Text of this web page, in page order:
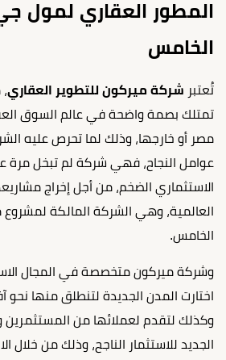
الخامس
تُعتبر شركة ميركون للتطوير العقاري
تمتلك بصمة واضحة في عالم السوق
مصر أو خارجها، وذلك لما تحرص عليه
عوامل النجاح، فهي شركة لم تبخل مرة
الاستثماري الضخم، من أجل إخراج
الخامس.
وشركة ميركون متخصصة في المجال
اختارت المدن الجديدة لتنطلق منها نحو
وكذلك لتقدم لعملائها من المستثمرين
الجديد للاستثمار الناجح، وذلك من خلال